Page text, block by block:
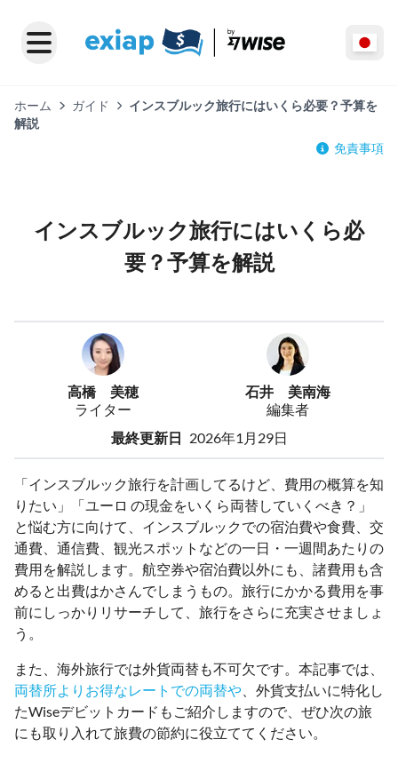
ホーム ガイド
インスブルック旅行にはいくら必要？予算を
解説
免責事項
インスブルック旅行にはいくら必
要？予算を解説
高橋 美穂
ライター
石井 美南海
編集者
最終更新日 2026年1月29日
「インスブルック旅行を計画してるけど、費用の概算を知
りたい」「ユーロ の現金をいくら両替していくべき？」
と悩む方に向けて、インスブルックでの宿泊費や食費、交
通費、通信費、観光スポットなどの一日・一週間あたりの
費用を解説します。航空券や宿泊費以外にも、諸費用も含
めると出費はかさんでしまうもの。旅行にかかる費用を事
前にしっかりリサーチして、旅行をさらに充実させましょ
う。
また、海外旅行では外貨両替も不可欠です。本記事では、
両替所よりお得なレートでの両替や 、外貨支払いに特化し
たWiseデビットカードもご紹介しますので、ぜひ次の旅
にも取り入れて旅費の節約に役立ててください。